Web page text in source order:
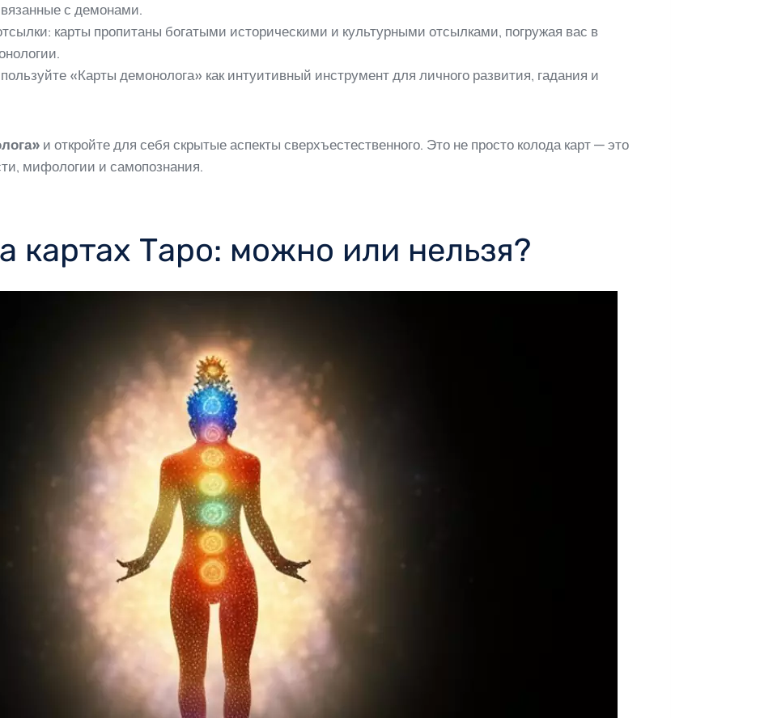
с демонами.
карты пропитаны богатыми историческими и культурными отсылками, погружая вас в
«Карты демонолога» как интуитивный инструмент для личного развития, гадания и
и откройте для себя скрытые аспекты сверхъестественного. Это не просто колода карт — это
мифологии и самопознания.
картах Таро: можно или нельзя?